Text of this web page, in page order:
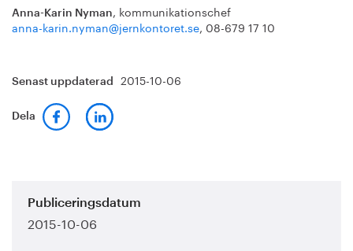
Anna-Karin Nyman, kommunikationschef
anna-karin.nyman@jernkontoret.se, 08-679 17 10
Senast uppdaterad 2015-10-06
Dela
Publiceringsdatum
2015-10-06